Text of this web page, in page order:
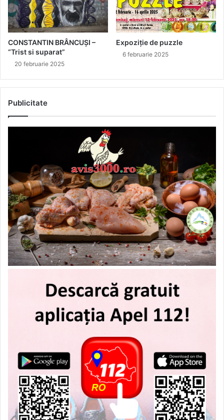
CONSTANTIN BRÂNCUȘI –
“Trist si suparat”
20 februarie 2025
Expoziție de puzzle
6 februarie 2025
Publicitate